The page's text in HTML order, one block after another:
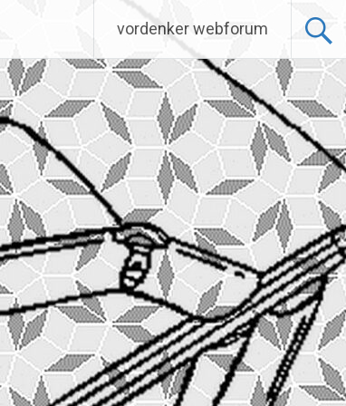
vordenker webforum